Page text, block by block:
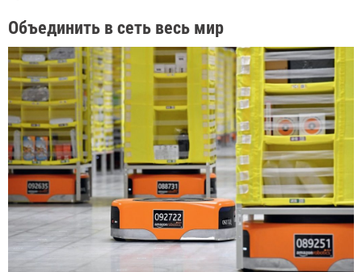
Объединить в сеть весь мир